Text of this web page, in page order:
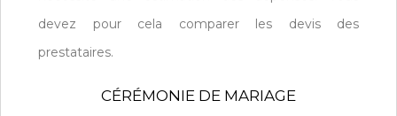
devez pour cela comparer les devis des
prestataires.
CÉRÉMONIE DE MARIAGE